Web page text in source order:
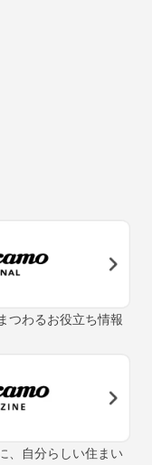
つわるお役立ち情報
、自分らしい住まい